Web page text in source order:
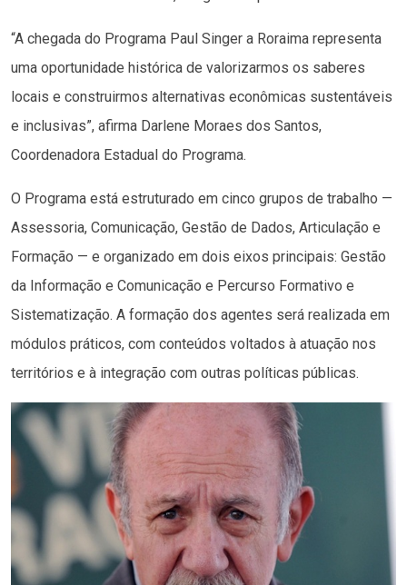
“A chegada do Programa Paul Singer a Roraima representa
uma oportunidade histórica de valorizarmos os saberes
locais e construirmos alternativas econômicas sustentáveis
e inclusivas”, afirma Darlene Moraes dos Santos,
Coordenadora Estadual do Programa.
O Programa está estruturado em cinco grupos de trabalho —
Assessoria, Comunicação, Gestão de Dados, Articulação e
Formação — e organizado em dois eixos principais: Gestão
da Informação e Comunicação e Percurso Formativo e
Sistematização. A formação dos agentes será realizada em
módulos práticos, com conteúdos voltados à atuação nos
territórios e à integração com outras políticas públicas.